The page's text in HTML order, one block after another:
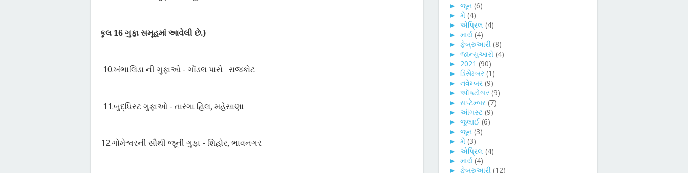
કુલ16ગુફા સમૂહમાં આવેલી છે.)
10.ખંભાલિડા ની ગુફાઓ - ગોંડલ પાસે રાજકોટ
11.બુદ્ધિસ્ટ ગુફાઓ - તારંગા હિલ, મહેસાણા
12.ગોમેશ્વરની સૌથી જૂની ગુફા - શિહોર, ભાવનગર
► જૂન (6)
► મે (4)
► એપ્રિલ (4)
► માર્ચ (4)
► ફેબ્રુઆરી (8)
► જાન્યુઆરી (4)
► 2021 (90)
► ડિસેમ્બર (1)
► નવેમ્બર (9)
► ઑક્ટોબર (9)
► સપ્ટેમ્બર (7)
► ઑગસ્ટ (9)
► જુલાઈ (6)
► જૂન (3)
► મે (3)
► એપ્રિલ (4)
► માર્ચ (4)
► ફેબ્રુઆરી (12)